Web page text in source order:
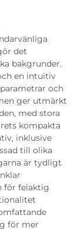
det
bakgrunder.
en intuitiv
och
ger utmärkt
med stora
kompakta
inklusive
till olika
är tydligt
för felaktig
för mer